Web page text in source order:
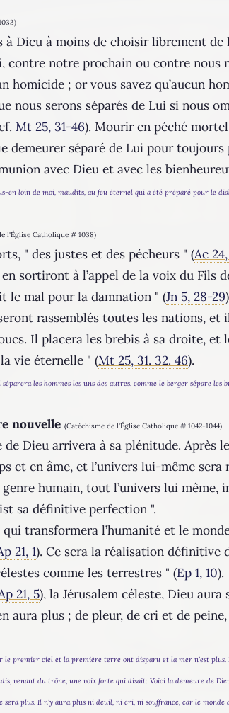
Dieu à moins de choisir librement
notre prochain ou contre nous
homicide ; or vous savez qu’aucun
nous serons séparés de Lui si nous
Mt 25, 31-46). Mourir en péché
demeurer séparé de Lui pour
avec Dieu et avec les
en loin de moi, maudits, au feu éternel qui a été préparé pour le
l'Église Catholique # 1038)
" des justes et des pécheurs " (Ac 24,
sortiront à l’appel de la voix du Fils
le mal pour la damnation " (Jn 5, 28-29
rassemblés toutes les nations,
Il placera les brebis à sa droite, et
vie éternelle " (Mt 25, 31. 32. 46).
les hommes les uns des autres, comme le berger sépare les
nouvelle (Catéchisme de l'Église Catholique # 1042-1044)
de Dieu arrivera à sa plénitude.
et en âme, et l’univers lui-même sera
humain, tout l’univers lui
sa définitive perfection ".
transformera l’humanité et le
21, 1). Ce sera la réalisation définitive
comme les terrestres " (Ep 1, 10).
21, 5), la Jérusalem céleste, Dieu
aura plus ; de pleur, de cri et de
premier ciel et la première terre ont disparu et la mer n'est plus.
venant du trône, une voix forte qui disait: Voici la demeure de
sera plus. Il n'y aura plus ni deuil, ni cri, ni souffrance, car le monde